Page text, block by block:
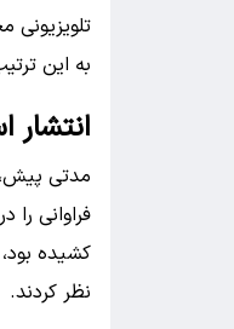
به این
انتشار
مدتی پیش،
فراوانی
کشیده بود،
نظر کردند.